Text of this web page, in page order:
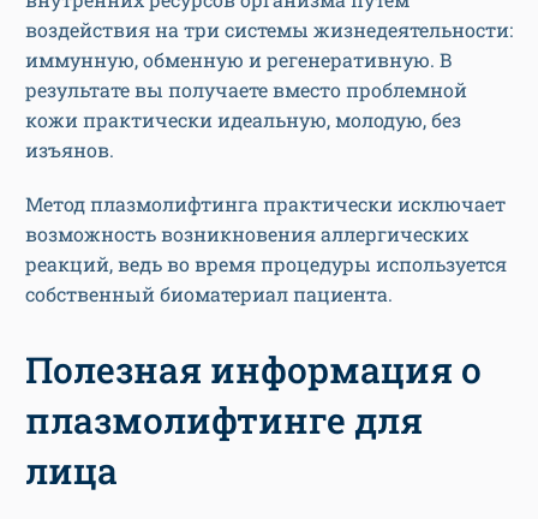
воздействия на три системы жизнедеятельности:
иммунную, обменную и регенеративную. В
результате вы получаете вместо проблемной
кожи практически идеальную, молодую, без
изъянов.
Метод плазмолифтинга практически исключает
возможность возникновения аллергических
реакций, ведь во время процедуры используется
собственный биоматериал пациента.
Полезная информация о
плазмолифтинге для
лица